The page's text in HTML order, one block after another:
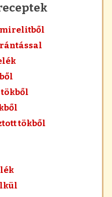
mirelitből
tökből